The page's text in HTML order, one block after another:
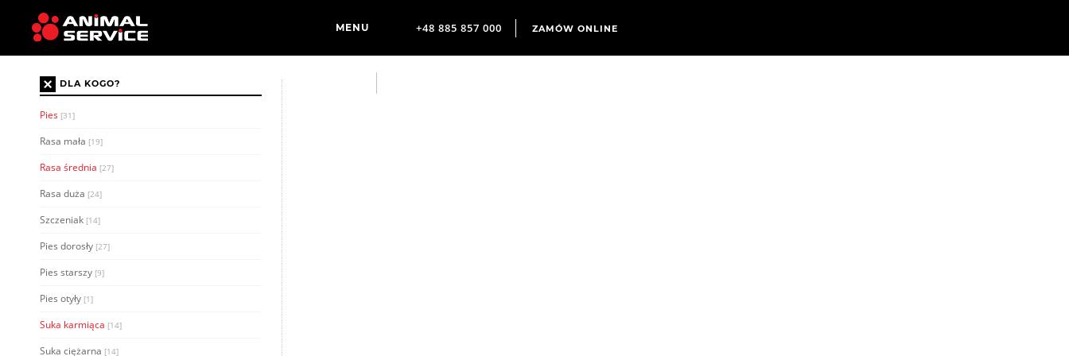
+48 885 857 000 ZAMÓW ONLINE
× DLA KOGO?
Pies [31]
Rasa mała [19]
Rasa średnia [27]
Rasa duża [24]
Szczeniak [14]
Pies dorosły [27]
Pies starszy [9]
Pies otyły [1]
Suka karmiąca [14]
Suka ciężarna [14]